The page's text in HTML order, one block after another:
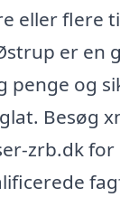
eller flere
er en
penge og
Besøg
zrb.dk for